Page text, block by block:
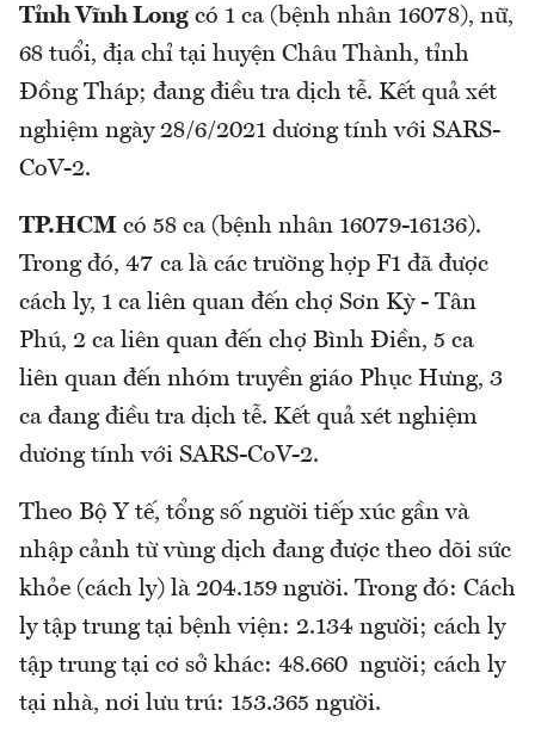
Tỉnh Vĩnh Long có 1 ca (bệnh nhân 16078), nữ,
68 tuổi, địa chỉ tại huyện Châu Thành, tỉnh
Đồng Tháp; đang điều tra dịch tễ. Kết quả xét
nghiệm ngày 28/6/2021 dương tính với SARS-
CoV-2.
TP.HCM có 58 ca (bệnh nhân 16079-16136).
Trong đó, 47 ca là các trường hợp F1 đã được
cách ly, 1 ca liên quan đến chợ Sơn Kỳ - Tân
Phú, 2 ca liên quan đến chợ Bình Điền, 5 ca
liên quan đến nhóm truyền giáo Phục Hưng, 3
ca đang điều tra dịch tễ. Kết quả xét nghiệm
dương tính với SARS-CoV-2.
Theo Bộ Y tế, tổng số người tiếp xúc gần và
nhập cảnh từ vùng dịch đang được theo dõi sức
khỏe (cách ly) là 204.159 người. Trong đó: Cách
ly tập trung tại bệnh viện: 2.134 người; cách ly
tập trung tại cơ sở khác: 48.660 người; cách ly
tại nhà, nơi lưu trú: 153.365 người.